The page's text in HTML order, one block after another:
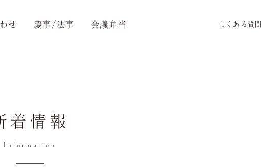
せ 慶事/法事 会議弁当 よくある質問
着情報
Information